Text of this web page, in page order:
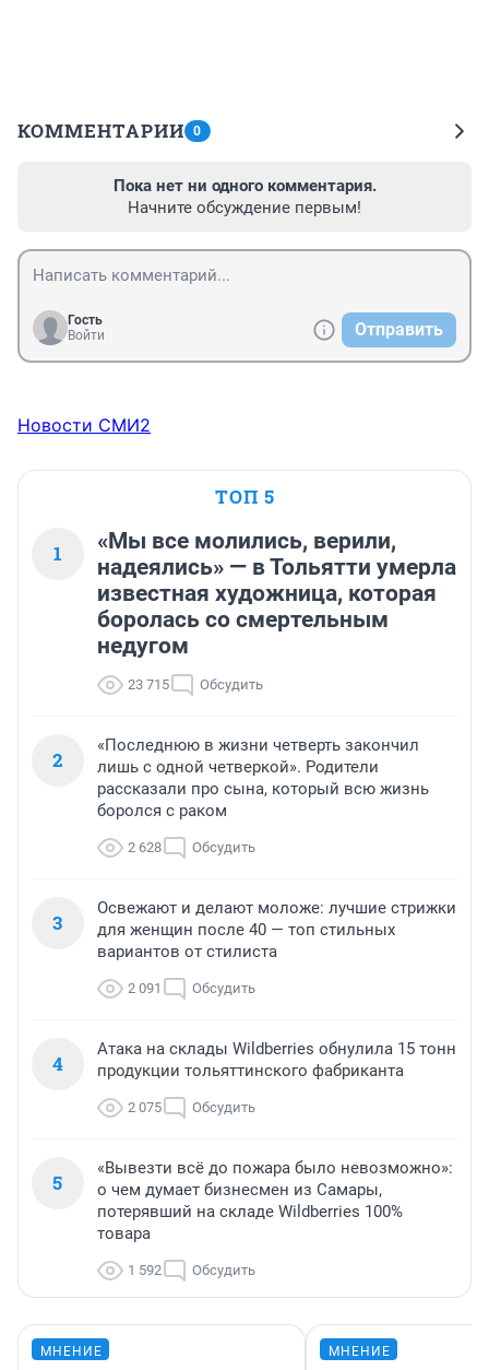
КОММЕНТАРИИ 0
Пока нет ни одного комментария.
Начните обсуждение первым!
Гость
Войти
Отправить
Новости СМИ2
ТОП 5
1
«Мы все молились, верили,
надеялись» — в Тольятти умерла
известная художница, которая
боролась со смертельным
недугом
23 715 Обсудить
2
«Последнюю в жизни четверть закончил
лишь с одной четверкой». Родители
рассказали про сына, который всю жизнь
боролся с раком
2 628 Обсудить
3
Освежают и делают моложе: лучшие стрижки
для женщин после 40 — топ стильных
вариантов от стилиста
2 091 Обсудить
4
Атака на склады Wildberries обнулила 15 тонн
продукции тольяттинского фабриканта
2 075 Обсудить
5
«Вывезти всё до пожара было невозможно»:
о чем думает бизнесмен из Самары,
потерявший на складе Wildberries 100%
товара
1 592 Обсудить
МНЕНИЕ МНЕНИЕ